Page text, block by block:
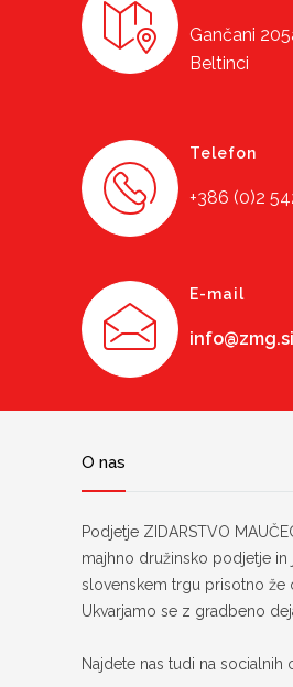
Gančani
Beltinci
Telefon
+386 (0)2
E-mail
info@zmg.si
O nas
Podjetje ZIDARSTVO
majhno družinsko podjetje in
slovenskem trgu prisotno že
Ukvarjamo se z gradbeno
Najdete nas tudi na socialnih